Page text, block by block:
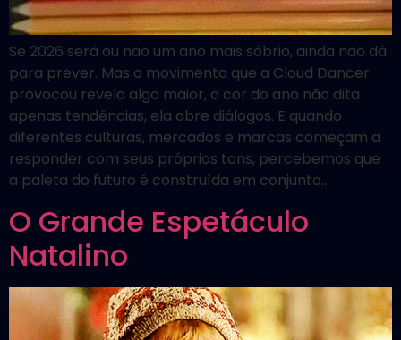
Se 2026 será ou não um ano mais sóbrio, ainda não dá
para prever. Mas o movimento que a Cloud Dancer
provocou revela algo maior, a cor do ano não dita
apenas tendências, ela abre diálogos. E quando
diferentes culturas, mercados e marcas começam a
responder com seus próprios tons, percebemos que
a paleta do futuro é construída em conjunto…
O Grande Espetáculo
Natalino